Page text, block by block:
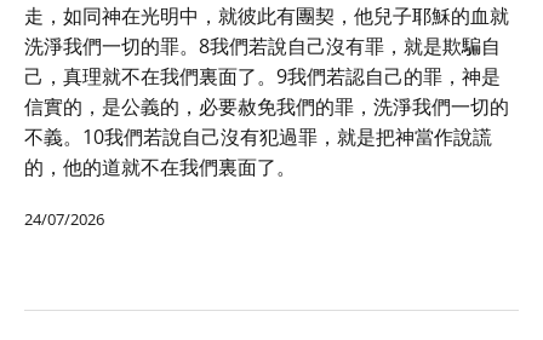
走，如同神在光明中，就彼此有團契，他兒子耶穌的血就
洗淨我們一切的罪。8我們若說自己沒有罪，就是欺騙自
己，真理就不在我們裏面了。9我們若認自己的罪，神是
信實的，是公義的，必要赦免我們的罪，洗淨我們一切的
不義。10我們若說自己沒有犯過罪，就是把神當作說謊
的，他的道就不在我們裏面了。
24/07/2026